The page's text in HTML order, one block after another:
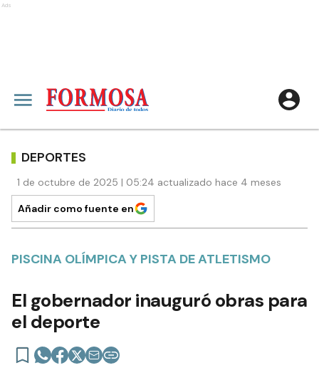
Ads
DEPORTES
1 de octubre de 2025 | 05:24 actualizado hace 4 meses
Añadir como fuente en
PISCINA OLÍMPICA Y PISTA DE ATLETISMO
El gobernador inauguró obras para
el deporte